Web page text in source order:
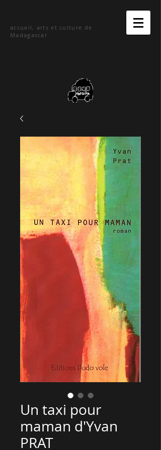
accueil, arts et culture de
Madagascar
Un taxi pour
maman d'Yvan
PRAT